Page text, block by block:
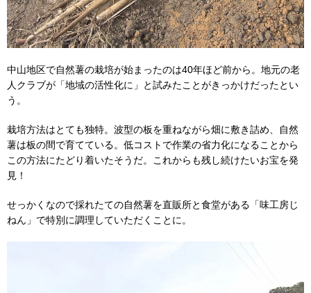
中山地区で自然薯の栽培が始まったのは40年ほど前から。地元の老
人クラブが「地域の活性化に」と試みたことがきっかけだったとい
う。
栽培方法はとても独特。波型の板を重ねながら畑に敷き詰め、自然
薯は板の間で育てている。低コストで作業の省力化になることから
この方法にたどり着いたそうだ。これからも残し続けたいお宝を発
見！
せっかくなので採れたての自然薯を直販所と食堂がある「味工房じ
ねん」で特別に調理していただくことに。